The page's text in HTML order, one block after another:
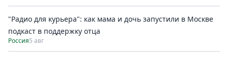
"Радио для курьера": как мама и дочь запустили в Москве
подкаст в поддержку отца
Россия5 авг